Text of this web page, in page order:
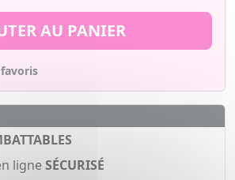
AU PANIER
ligneSÉCURISÉ